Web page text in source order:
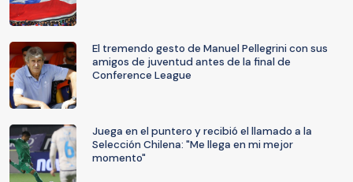
El tremendo gesto de Manuel Pellegrini con sus
amigos de juventud antes de la final de
Conference League
Juega en el puntero y recibió el llamado a la
Selección Chilena: "Me llega en mi mejor
momento"